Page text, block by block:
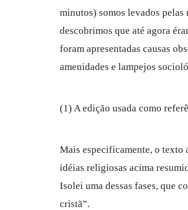
minutos) somos levados pelas
descobrimos que até agora
foram apresentadas causas
amenidades e lampejos
(1) A edição usada como
Mais especificamente, o texto
idéias religiosas acima
Isolei uma dessas fases, que
cristã”.